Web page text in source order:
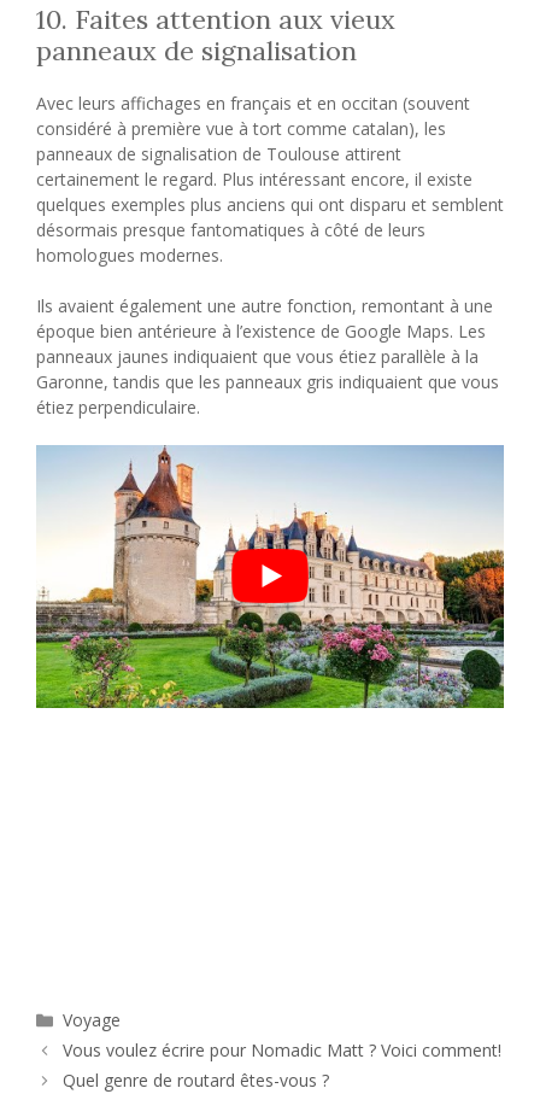
10. Faites attention aux vieux
panneaux de signalisation
Avec leurs affichages en français et en occitan (souvent
considéré à première vue à tort comme catalan), les
panneaux de signalisation de Toulouse attirent
certainement le regard. Plus intéressant encore, il existe
quelques exemples plus anciens qui ont disparu et semblent
désormais presque fantomatiques à côté de leurs
homologues modernes.
Ils avaient également une autre fonction, remontant à une
époque bien antérieure à l’existence de Google Maps. Les
panneaux jaunes indiquaient que vous étiez parallèle à la
Garonne, tandis que les panneaux gris indiquaient que vous
étiez perpendiculaire.
Catégories
Voyage
Vous voulez écrire pour Nomadic Matt ? Voici comment!
Quel genre de routard êtes-vous ?